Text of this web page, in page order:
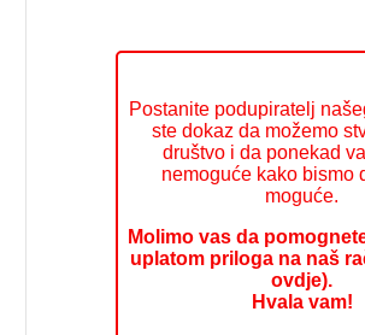
Postanite podupiratelj
ste dokaz da možemo
društvo i da ponekad
nemoguće kako bismo
moguće.
Molimo vas da
uplatom priloga na naš
ovdje).
Hvala vam!